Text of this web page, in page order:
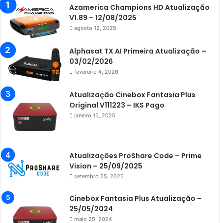
Azamerica
Azamerica Beats
Azamerica Champions
Azamerica Champions IPTV
Azamerica Extremo IPTV
Azamerica F92 Plus
Azamerica Gold
Azamerica i7 IPTV
Azamerica King
Azamerica King GX PRO
Azamerica King IPTV
Azamerica Champions HD Atualização
V1.89 – 12/08/2025
agosto 12, 2025
Alphasat TX AI Primeira Atualização –
03/02/2026
fevereiro 4, 2026
Atualização Cinebox Fantasia Plus
Original V111223 – IKS Pago
janeiro 15, 2025
Atualizações ProShare Code – Prime
Vision – 25/09/2025
setembro 25, 2025
Cinebox Fantasia Plus Atualização –
25/05/2024
maio 25, 2024